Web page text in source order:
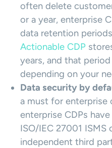
often delete
or a year, enterprise
data retention
Actionable CDP
years, and that
depending on your
Data security by
a must for enterprise
enterprise CDPs
ISO/IEC 27001 ISMS
independent third